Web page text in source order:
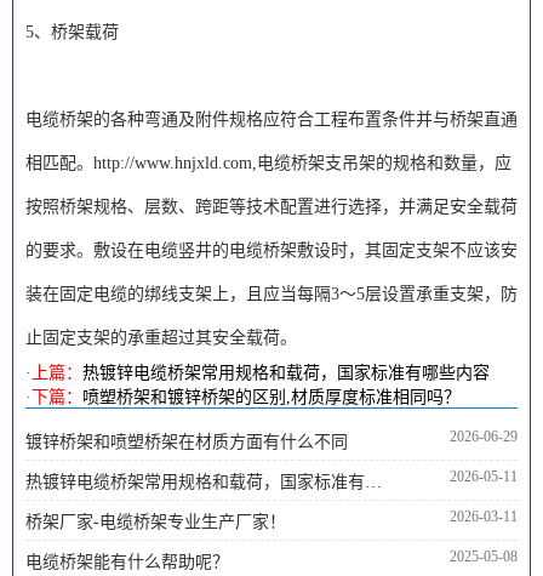
5、桥架载荷
电缆桥架的各种弯通及附件规格应符合工程布置条件并与桥架直通
相匹配。 http://www.hnjxld.com,电缆桥架支吊架的规格和数量，应
按照桥架规格、层数、跨距等技术配置进行选择，并满足安全载荷
的要求。敷设在电缆竖井的电缆桥架敷设时，其固定支架不应该安
装在固定电缆的绑线支架上，且应当每隔3～5层设置承重支架，防
止固定支架的承重超过其安全载荷。
·上篇： 热镀锌电缆桥架常用规格和载荷，国家标准有哪些内容
·下篇： 喷塑桥架和镀锌桥架的区别,材质厚度标准相同吗？
镀锌桥架和喷塑桥架在材质方面有什么不同 2026-06-29
热镀锌电缆桥架常用规格和载荷，国家标准有哪些内容 2026-05-11
桥架厂家-电缆桥架专业生产厂家！ 2026-03-11
电缆桥架能有什么帮助呢？ 2025-05-08